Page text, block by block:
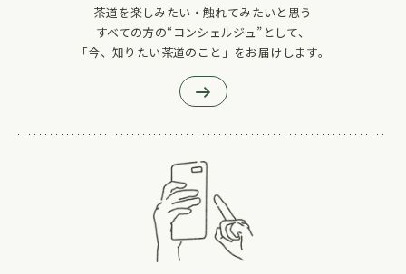
茶道を楽しみたい・触れてみたいと思う
すべての方の“コンシェルジュ”として、
「今、知りたい茶道のこと」をお届けします。